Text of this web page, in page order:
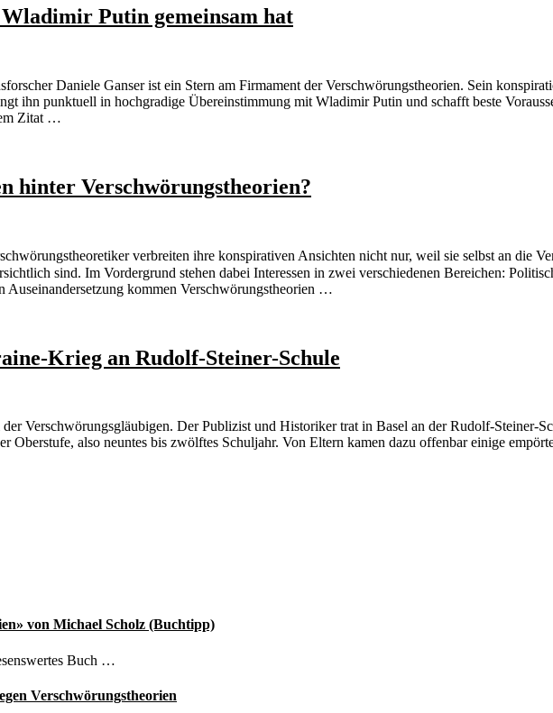
Putin gemeinsam hat
Daniele Ganser ist ein Stern am Firmament der Verschwörungstheorien. Sein
ihn punktuell in hochgradige Übereinstimmung mit Wladimir Putin und schafft beste
Zitat …
hinter Verschwörungstheorien?
verbreiten ihre konspirativen Ansichten nicht nur, weil sie selbst an die
sind. Im Vordergrund stehen dabei Interessen in zwei verschiedenen Bereichen:
Auseinandersetzung kommen Verschwörungstheorien …
Krieg an Rudolf-Steiner-Schule
Verschwörungsgläubigen. Der Publizist und Historiker trat in Basel an der Rudolf-Steiner-
Oberstufe, also neuntes bis zwölftes Schuljahr. Von Eltern kamen dazu offenbar einige
von Michael Scholz (Buchtipp)
Buch …
Verschwörungstheorien